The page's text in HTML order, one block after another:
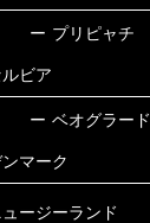
ー プリピャチ
ビア
ー ベオグラード
マーク
ュージーランド